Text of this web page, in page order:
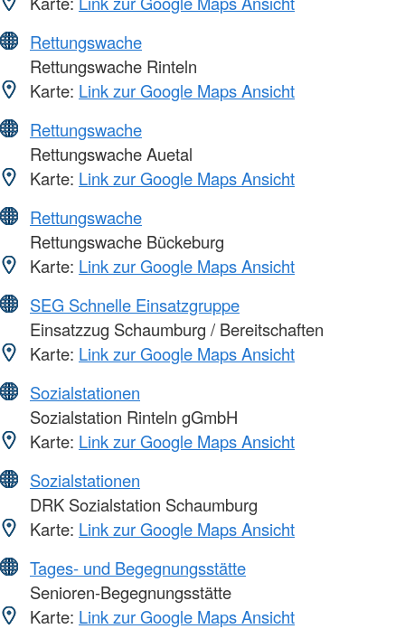
Rettungswache
Rettungswache Rinteln
Karte: Link zur Google Maps Ansicht
Rettungswache
Rettungswache Auetal
Karte: Link zur Google Maps Ansicht
Rettungswache
Rettungswache Bückeburg
Karte: Link zur Google Maps Ansicht
SEG Schnelle Einsatzgruppe
Einsatzzug Schaumburg / Bereitschaften
Karte: Link zur Google Maps Ansicht
Sozialstationen
Sozialstation Rinteln gGmbH
Karte: Link zur Google Maps Ansicht
Sozialstationen
DRK Sozialstation Schaumburg
Karte: Link zur Google Maps Ansicht
Tages- und Begegnungsstätte
Senioren-Begegnungsstätte
Karte: Link zur Google Maps Ansicht